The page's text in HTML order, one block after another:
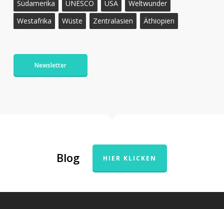
Südamerika UNESCO USA
Weltwunder
Westafrika
Wüste Zentralasien Äthiopien
Newsletter
Blog HIER KLICKEN